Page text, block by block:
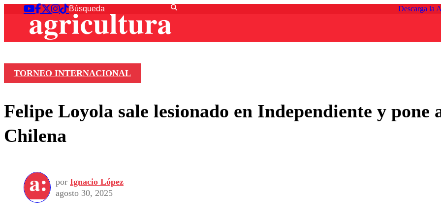
Descarga la
TORNEO INTERNACIONAL
Felipe Loyola sale lesionado en Independiente y pone
Chilena
por Ignacio López
agosto 30, 2025